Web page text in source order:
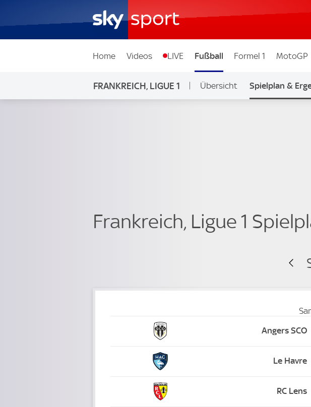
Home Videos LIVE Fußball Formel 1 MotoGP
FRANKREICH, LIGUE 1 Übersicht Spielplan &
Frankreich, Ligue 1
Angers SCO
Le Havre
RC Lens